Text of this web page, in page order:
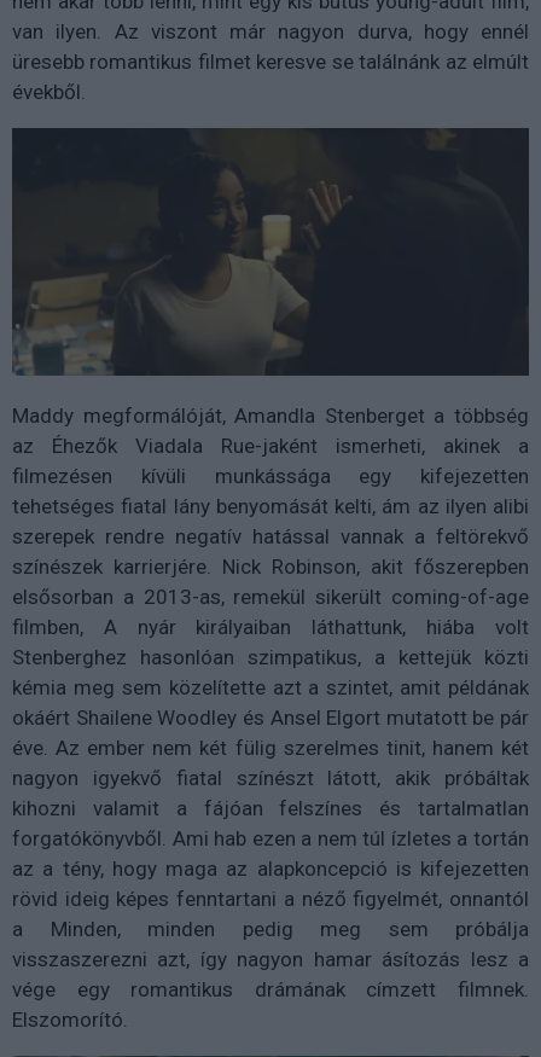
van ilyen. Az viszont már nagyon durva, hogy ennél
üresebb romantikus filmet keresve se találnánk az elmúlt
évekből.
Maddy megformálóját, Amandla Stenberget a többség
az Éhezők Viadala Rue-jaként ismerheti, akinek a
filmezésen kívüli munkássága egy kifejezetten
tehetséges fiatal lány benyomását kelti, ám az ilyen alibi
szerepek rendre negatív hatással vannak a feltörekvő
színészek karrierjére. Nick Robinson, akit főszerepben
elsősorban a 2013-as, remekül sikerült coming-of-age
filmben, A nyár királyaiban láthattunk, hiába volt
Stenberghez hasonlóan szimpatikus, a kettejük közti
kémia meg sem közelítette azt a szintet, amit példának
okáért Shailene Woodley és Ansel Elgort mutatott be pár
éve. Az ember nem két fülig szerelmes tinit, hanem két
nagyon igyekvő fiatal színészt látott, akik próbáltak
kihozni valamit a fájóan felszínes és tartalmatlan
forgatókönyvből. Ami hab ezen a nem túl ízletes a tortán
az a tény, hogy maga az alapkoncepció is kifejezetten
rövid ideig képes fenntartani a néző figyelmét, onnantól
a Minden, minden pedig meg sem próbálja
visszaszerezni azt, így nagyon hamar ásítozás lesz a
vége egy romantikus drámának címzett filmnek.
Elszomorító.